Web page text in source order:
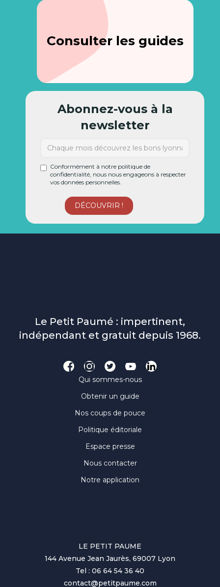
Consulter les guides
Abonnez-vous à la
newsletter
Conformément à notre politique de
confidentialité, nous nous engageons à respecter
vos données personnelles.
Le Petit Paumé : impertinent,
indépendant et gratuit depuis 1968.
Qui sommes-nous
Obtenir un guide
Nos coups de pouce
Politique éditoriale
Espace presse
Nous contacter
Notre application
LE PETIT PAUME
144 Avenue Jean Jaurès, 69007 Lyon
Tel : 06 64 54 36 40
contact@petitpaume.com